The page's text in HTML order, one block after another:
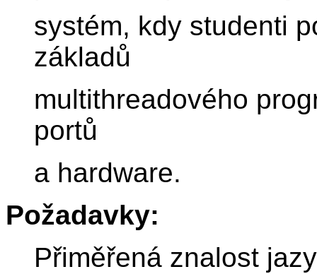
systém, kdy studenti
základů
multithreadového
portů
a hardware.
Požadavky:
Přiměřená znalost